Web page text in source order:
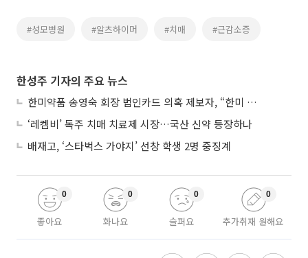
#성모병원 #알츠하이머 #치매 #근감소증
한성주 기자의 주요 뉴스
한미약품 송영숙 회장 법인카드 의혹 제보자, “한미 잘 되기 바라는 마음”
‘레켐비’ 독주 치매 치료제 시장…국산 신약 등장하나
배재고, ‘스타벅스 가야지’ 선창 학생 2명 중징계
좋아요
0
화나요
0
슬퍼요
0
추가취재 원해요
0